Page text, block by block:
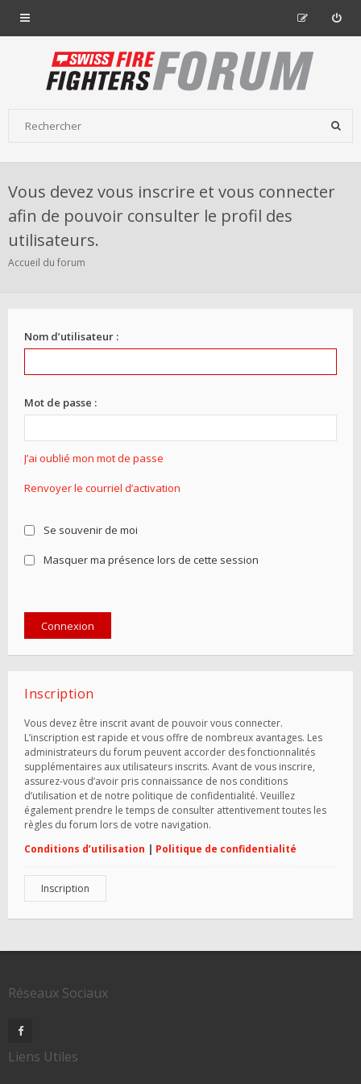
Vous devez vous inscrire et vous connecter
afin de pouvoir consulter le profil des
utilisateurs.
Accueil du forum
Nom d’utilisateur :
Mot de passe :
J’ai oublié mon mot de passe
Renvoyer le courriel d’activation
Se souvenir de moi
Masquer ma présence lors de cette session
Inscription
Vous devez être inscrit avant de pouvoir vous connecter.
L’inscription est rapide et vous offre de nombreux avantages. Les
administrateurs du forum peuvent accorder des fonctionnalités
supplémentaires aux utilisateurs inscrits. Avant de vous inscrire,
assurez-vous d’avoir pris connaissance de nos conditions
d’utilisation et de notre politique de confidentialité. Veuillez
également prendre le temps de consulter attentivement toutes les
règles du forum lors de votre navigation.
Conditions d’utilisation | Politique de confidentialité
Inscription
Réseaux Sociaux
Liens Utiles